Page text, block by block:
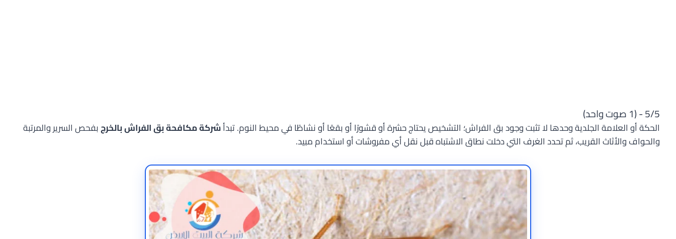
5/5 - (1 صوت واحد)
الحكة أو العلامة الجلدية وحدها لا تثبت وجود بق الفراش؛ التشخيص يحتاج حشرة أو قشورًا أو بقعًا أو نشاطًا في محيط النوم. تبدأشركة مكافحة بق الفراش بالخرجبفحص السرير والمرتبة
والحواف والأثاث القريب، ثم تحدد الغرف التي دخلت نطاق الاشتباه قبل نقل أي مفروشات أو استخدام مبيد.